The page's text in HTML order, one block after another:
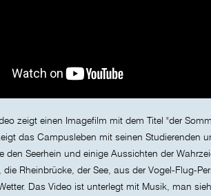
zeigt einen Imagefilm mit dem Titel "der
das Campusleben mit seinen Studierenden
den Seerhein und einige Aussichten der
Rheinbrücke, der See, aus der Vogel-Flug-
Das Video ist unterlegt mit Musik, man